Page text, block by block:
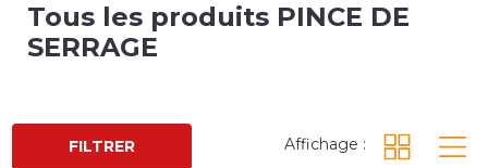
Tous les produits PINCE DE
SERRAGE
FILTRER Affichage :